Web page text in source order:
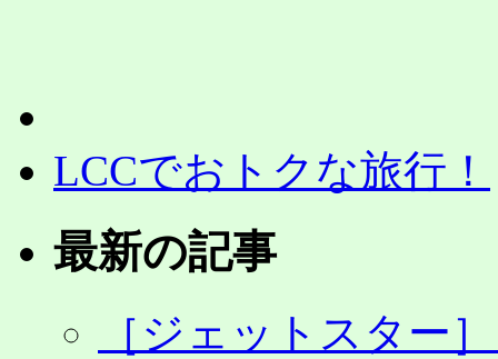
LCCでおトクな旅行！
最新の記事
［ジェットスター